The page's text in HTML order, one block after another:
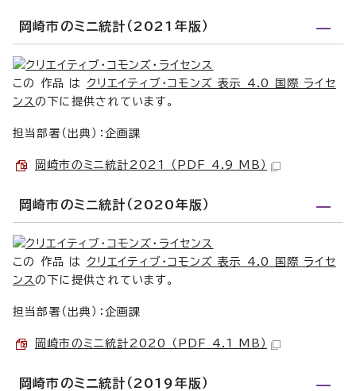
岡崎市のミニ統計（2021年版）
この 作品 は クリエイティブ・コモンズ 表示 4.0 国際 ライセ
ンスの下に提供されています。
担当部署（出典）：企画課
岡崎市のミニ統計2021 （PDF 4.9 MB）
岡崎市のミニ統計（2020年版）
この 作品 は クリエイティブ・コモンズ 表示 4.0 国際 ライセ
ンスの下に提供されています。
担当部署（出典）：企画課
岡崎市のミニ統計2020 （PDF 4.1 MB）
岡崎市のミニ統計（2019年版）